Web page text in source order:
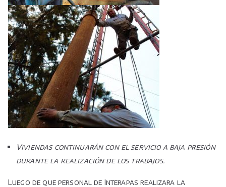
Viviendas continuarán con el servicio a baja presión
durante la realización de los trabajos.
Luego de que personal de Interapas realizara la